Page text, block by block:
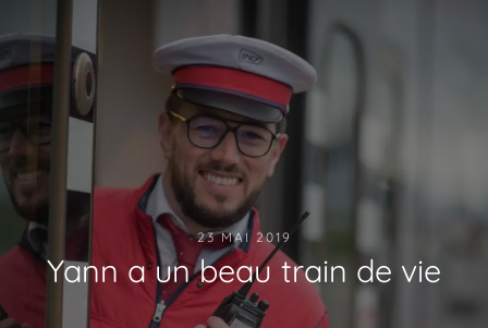
23 MAI 2019
Yann a un beau train de vie